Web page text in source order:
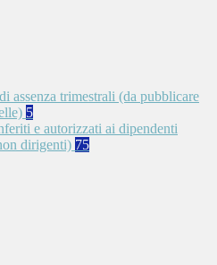
assenza trimestrali (da pubblicare
5
e autorizzati ai dipendenti
dirigenti) 75